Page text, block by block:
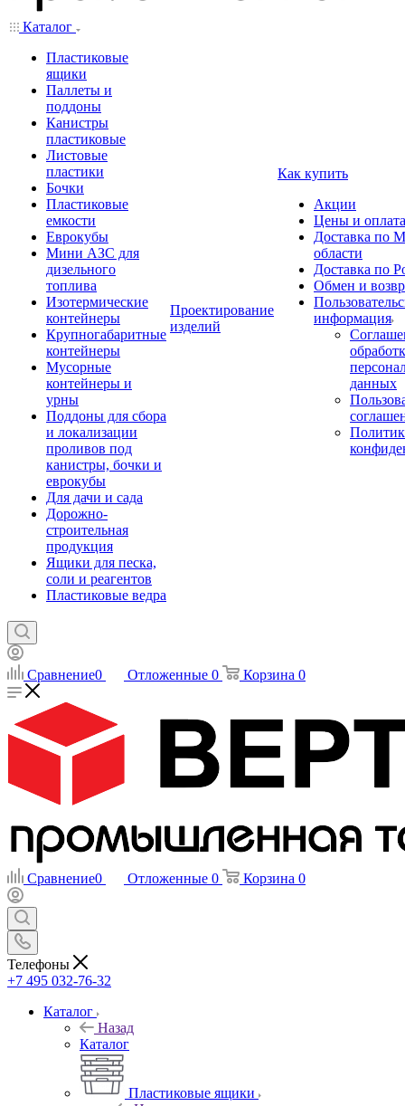
Каталог
Пластиковые
ящики
Паллеты и
поддоны
Канистры
пластиковые
Листовые
пластики
Бочки
Пластиковые
емкости
Еврокубы
Мини АЗС для
дизельного
топлива
Изотермические
контейнеры
Крупногабаритные
контейнеры
Мусорные
контейнеры и
урны
Поддоны для сбора
и локализации
проливов под
канистры, бочки и
еврокубы
Для дачи и сада
Дорожно-
строительная
продукция
Ящики для песка,
соли и реагентов
Пластиковые ведра
Проектирование
изделий
Как купить
Акции
Цены и оплата
Доставка по
области
Доставка по
Обмен и
информация
данных
Сравнение0 Отложенные 0 Корзина 0
Сравнение0 Отложенные 0 Корзина 0
Телефоны
+7 495 032-76-32
Каталог
Назад
Каталог
Пластиковые ящики